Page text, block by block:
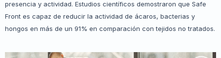
presencia y actividad. Estudios científicos demostraron que Safe
Front es capaz de reducir la actividad de ácaros, bacterias y
hongos en más de un 91% en comparación con tejidos no tratados.